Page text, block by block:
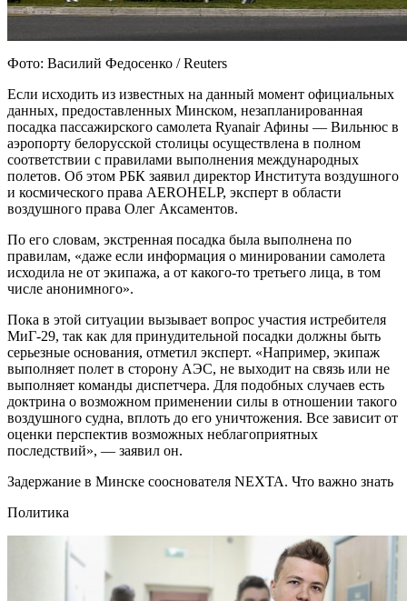
Фото: Василий Федосенко / Reuters
Если исходить из известных на данный момент официальных
данных, предоставленных Минском, незапланированная
посадка пассажирского самолета Ryanair Афины — Вильнюс в
аэропорту белорусской столицы осуществлена в полном
соответствии с правилами выполнения международных
полетов. Об этом РБК заявил директор Института воздушного
и космического права AEROHELP, эксперт в области
воздушного права Олег Аксаментов.
По его словам, экстренная посадка была выполнена по
правилам, «даже если информация о минировании самолета
исходила не от экипажа, а от какого-то третьего лица, в том
числе анонимного».
Пока в этой ситуации вызывает вопрос участия истребителя
МиГ-29, так как для принудительной посадки должны быть
серьезные основания, отметил эксперт. «Например, экипаж
выполняет полет в сторону АЭС, не выходит на связь или не
выполняет команды диспетчера. Для подобных случаев есть
доктрина о возможном применении силы в отношении такого
воздушного судна, вплоть до его уничтожения. Все зависит от
оценки перспектив возможных неблагоприятных
последствий», — заявил он.
Задержание в Минске сооснователя NEXTA. Что важно знать
Политика